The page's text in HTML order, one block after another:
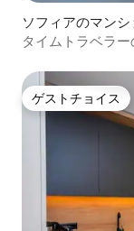
ソフィアのマン
タイムトラベラ
ゲストチョイス
ゲストチョイス